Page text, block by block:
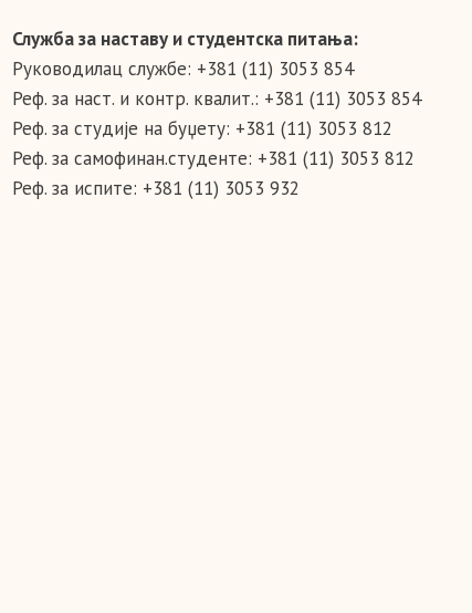
Служба за наставу и студентска питања:
Руководилац службе: +381 (11) 3053 854
Реф. за наст. и контр. квалит.: +381 (11) 3053 854
Реф. за студије на буџету: +381 (11) 3053 812
Реф. за самофинан.студенте: +381 (11) 3053 812
Реф. за испите: +381 (11) 3053 932